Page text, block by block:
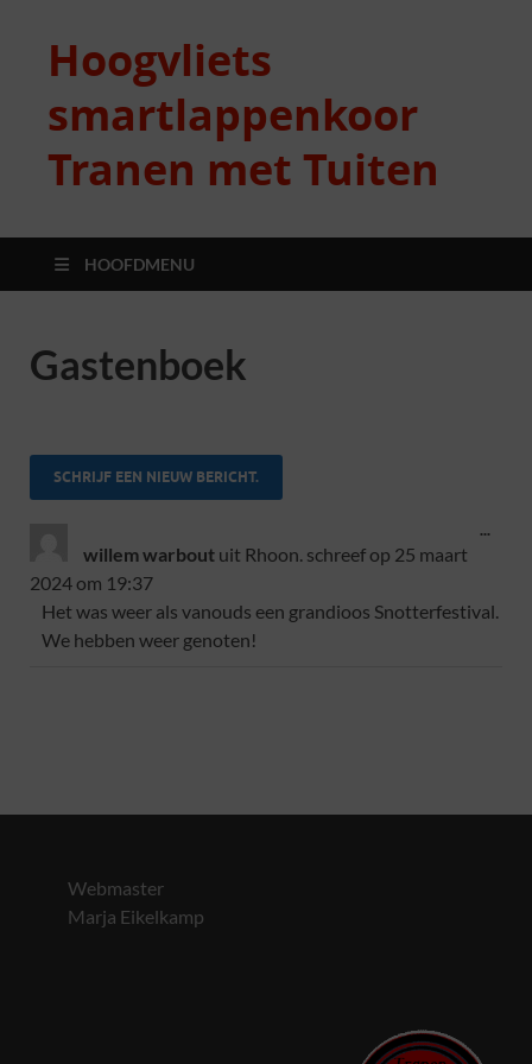
Hoogvliets
smartlappenkoor
Tranen met Tuiten
HOOFDMENU
Gastenboek
willem warbout uit Rhoon. schreef op 25 maart
2024 om 19:37
Het was weer als vanouds een grandioos Snotterfestival.
We hebben weer genoten!
...
Webmaster
Marja Eikelkamp